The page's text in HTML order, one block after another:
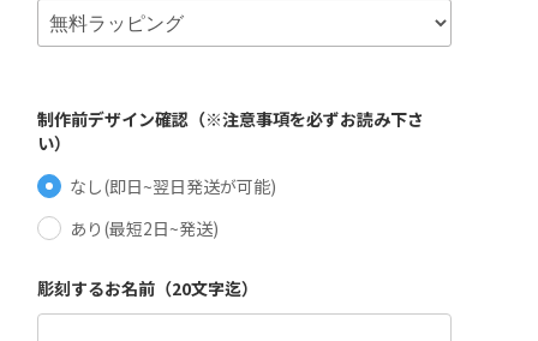
制作前デザイン確認（※注意事項を必ずお読み下さ
い）
なし(即日~翌日発送が可能)
あり(最短2日~発送)
彫刻するお名前（20文字迄）